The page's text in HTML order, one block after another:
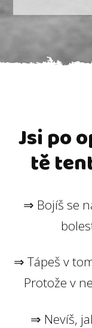
Jsi po
tě
⇒ Bojíš se
⇒ Tápeš v
Protože v
⇒ Nevíš,